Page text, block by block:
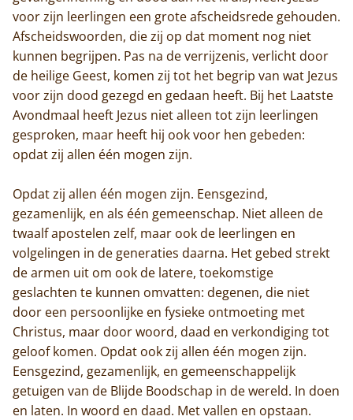
De abdij
Actueel
Monnik worden
Contact
voor zijn leerlingen een grote afscheidsrede gehouden.
Afscheidswoorden, die zij op dat moment nog niet
kunnen begrijpen. Pas na de verrijzenis, verlicht door
de heilige Geest, komen zij tot het begrip van wat Jezus
voor zijn dood gezegd en gedaan heeft. Bij het Laatste
Avondmaal heeft Jezus niet alleen tot zijn leerlingen
gesproken, maar heeft hij ook voor hen gebeden:
opdat zij allen één mogen zijn.
Opdat zij allen één mogen zijn. Eensgezind,
gezamenlijk, en als één gemeenschap. Niet alleen de
twaalf apostelen zelf, maar ook de leerlingen en
volgelingen in de generaties daarna. Het gebed strekt
de armen uit om ook de latere, toekomstige
geslachten te kunnen omvatten: degenen, die niet
door een persoonlijke en fysieke ontmoeting met
Christus, maar door woord, daad en verkondiging tot
geloof komen. Opdat ook zij allen één mogen zijn.
Eensgezind, gezamenlijk, en gemeenschappelijk
getuigen van de Blijde Boodschap in de wereld. In doen
en laten. In woord en daad. Met vallen en opstaan.